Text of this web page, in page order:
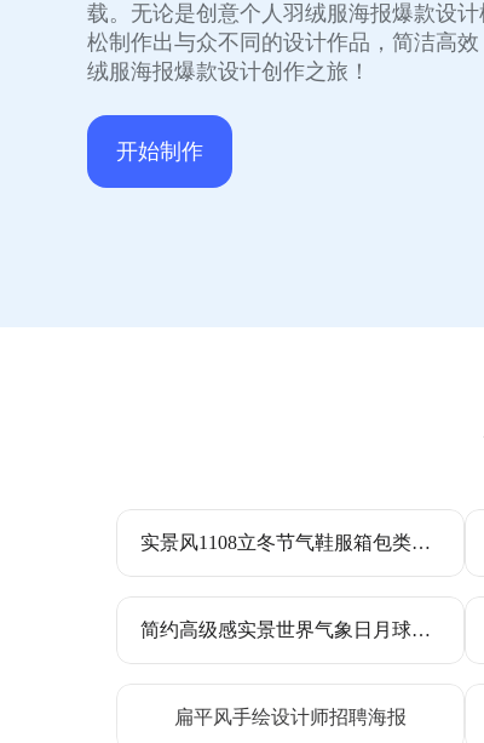
载。无论是创意个人羽绒服海报爆款设
松制作出与众不同的设计作品，简洁高
绒服海报爆款设计创作之旅！
开始制作
实景风1108立冬节气鞋服箱包类营销带货手机海报
简约高级感实景世界气象日月球宇航员海报设计比赛征稿手机海报
扁平风手绘设计师招聘海报